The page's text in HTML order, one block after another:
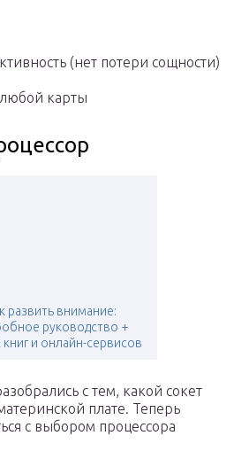
(нет потери сощности)
карты
развить внимание:
руководство +
книг и онлайн-сервисов
с тем, какой сокет
плате. Теперь
с выбором процессора